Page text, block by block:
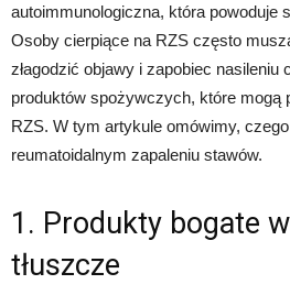
autoimmunologiczna, która powoduje
Osoby cierpiące na RZS często
złagodzić objawy i zapobiec nasileniu
produktów spożywczych, które mogą
RZS. W tym artykule omówimy,
reumatoidalnym zapaleniu stawów.
1. Produkty bogate
tłuszcze